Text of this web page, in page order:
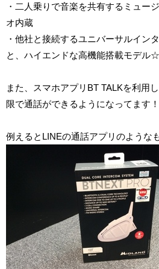
・二人乗りで音楽を共有するミュー
オ内蔵
・他社と接続するユニバーサルイン
と、ハイエンドな高機能搭載モデル☆
また、スマホアプリBT TALKを利用
限で通話ができるようになってます！
例えるとLINEの通話アプリのような